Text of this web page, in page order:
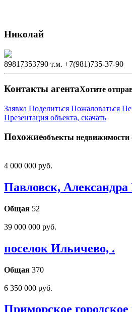
Николай
89817353790 т.м. +7(981)735-37-90
Контакты агентаХотите
Заявка Поделиться Пожаловаться
Презентация объекта, скачать
Похожиеобъекты недвижимости
4 000 000 руб.
Павловск,
Общая 52
39 000 000 руб.
поселок Ильичево, .
Общая 370
6 350 000 руб.
Приморское